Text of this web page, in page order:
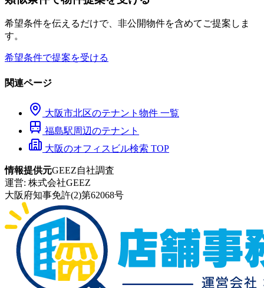
希望条件を伝えるだけで、非公開物件を含めてご提案しま
す。
希望条件で提案を受ける
関連ページ
大阪市北区のテナント物件 一覧
福島駅周辺のテナント
大阪のオフィスビル検索 TOP
情報提供元GEEZ自社調査
運営: 株式会社GEEZ
大阪府知事免許(2)第62068号